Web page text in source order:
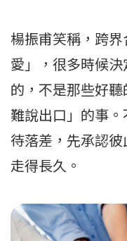
楊振甫笑稱，跨
愛」，很多時候
的，不是那些好
難說出口」的事
待落差，先承認
走得長久。